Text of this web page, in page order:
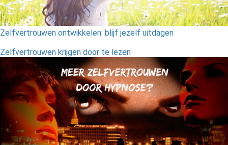
Zelfvertrouwen ontwikkelen: blijf jezelf uitdagen
Zelfvertrouwen krijgen door te lezen